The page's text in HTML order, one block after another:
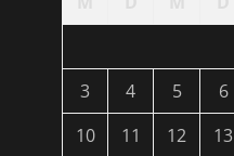
3
4 5 6
10
11 12 13